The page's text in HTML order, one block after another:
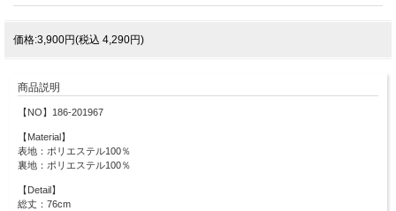
価格:3,900円(税込 4,290円)
商品説明
【NO】186-201967
【Material】
表地：ポリエステル100％
裏地：ポリエステル100％
【Detail】
総丈：76cm